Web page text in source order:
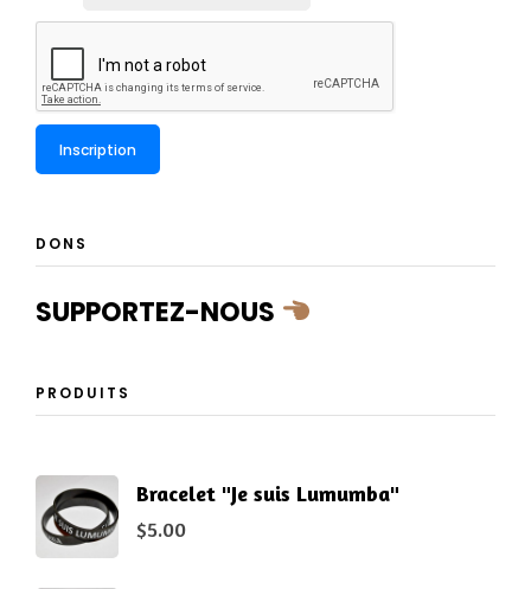
DONS
SUPPORTEZ-NOUS
PRODUITS
Bracelet "Je suis Lumumba"
$5.00